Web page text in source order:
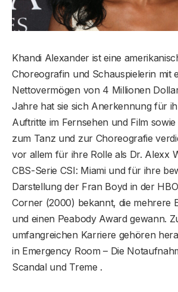
Khandi Alexander ist eine
Choreografin und Schauspielerin mit
Nettovermögen von 4 Millionen
Jahre hat sie sich Anerkennung für
Auftritte im Fernsehen und Film
zum Tanz und zur Choreografie
vor allem für ihre Rolle als Dr. Alexx
CBS-Serie CSI: Miami und für ihre
Darstellung der Fran Boyd in der
Corner (2000) bekannt, die mehrere
und einen Peabody Award gewann.
umfangreichen Karriere gehören
in Emergency Room – Die
Scandal und Treme .